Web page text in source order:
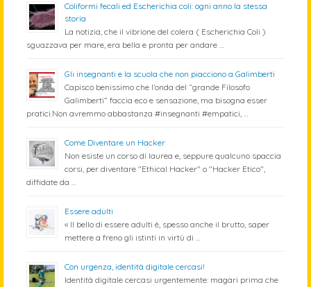
Coliformi fecali ed Escherichia coli: ogni anno la stessa
storia
La notizia, che il vibrione del colera ( Escherichia Coli )
sguazzava per mare, era bella e pronta per andare …
Gli insegnanti e la scuola che non piacciono a Galimberti
Capisco benissimo che l’onda del “grande Filosofo
Galimberti” faccia eco e sensazione, ma bisogna esser
pratici.Non avremmo abbastanza #insegnanti #empatici, …
Come Diventare un Hacker
Non esiste un corso di laurea e, seppure qualcuno spaccia
corsi, per diventare "Ethical Hacker" o "Hacker Etico",
diffidate da …
Essere adulti
« Il bello di essere adulti è, spesso anche il brutto, saper
mettere a freno gli istinti in virtù di …
Con urgenza, identità digitale cercasi!
Identità digitale cercasi urgentemente: magari prima che